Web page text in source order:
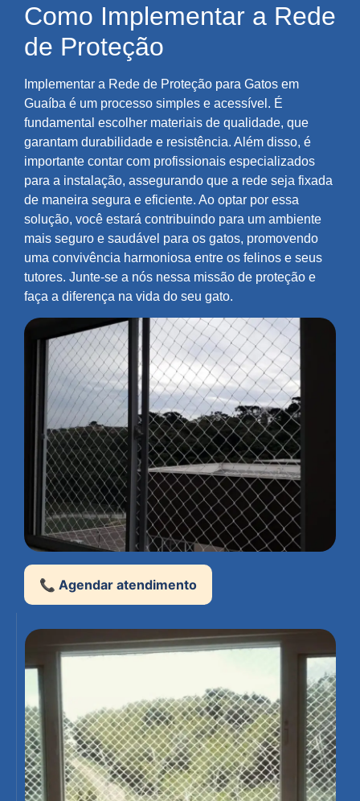
Como Implementar a Rede
de Proteção
Implementar a Rede de Proteção para Gatos em
Guaíba é um processo simples e acessível. É
fundamental escolher materiais de qualidade, que
garantam durabilidade e resistência. Além disso, é
importante contar com profissionais especializados
para a instalação, assegurando que a rede seja fixada
de maneira segura e eficiente. Ao optar por essa
solução, você estará contribuindo para um ambiente
mais seguro e saudável para os gatos, promovendo
uma convivência harmoniosa entre os felinos e seus
tutores. Junte-se a nós nessa missão de proteção e
faça a diferença na vida do seu gato.
📞 Agendar atendimento